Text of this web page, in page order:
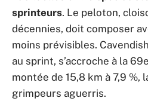
sprinteurs. Le peloton,
décennies, doit composer
moins prévisibles.
au sprint, s’accroche à la
montée de 15,8 km à 7,9 %,
grimpeurs aguerris.